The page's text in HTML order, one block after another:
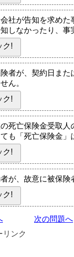
社が告知を求め
しなかったり、事
ク!
険者が、契約日ま
ん。
ク!
の死亡保険金受取
も「死亡保険金」
ク!
が、故意に被保
ク!
次の問題へ
リンク